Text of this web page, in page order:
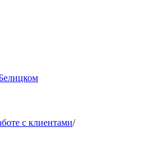
с клиентами/